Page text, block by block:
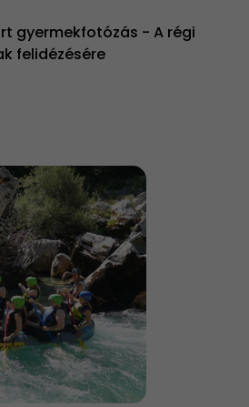
gyermekfotózás - A régi
felidézésére